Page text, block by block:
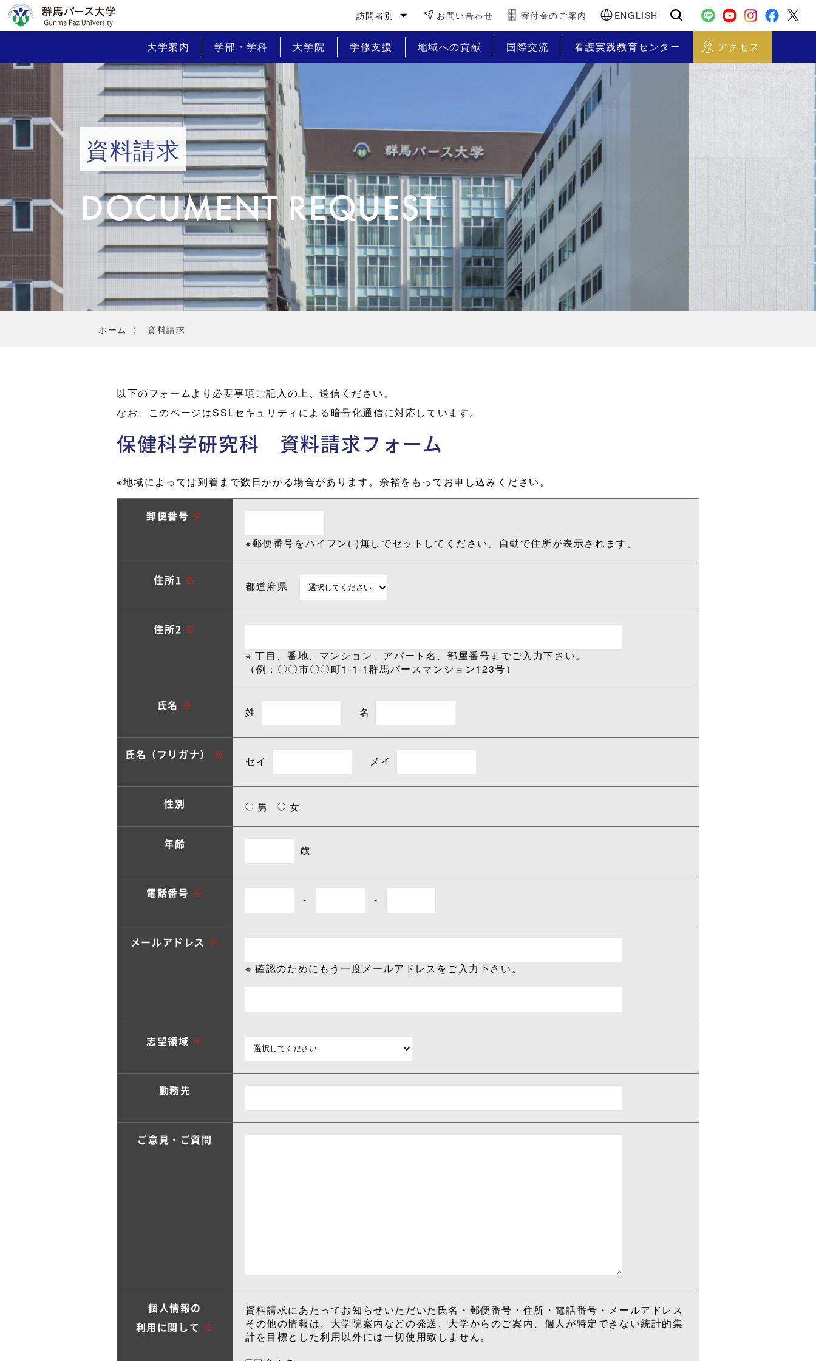
訪問者別 お問い合わせ 寄付金のご案内 ENGLISH
大学案内 学部・学科 大学院 学修支援 地域への貢献 国際交流 看護実践教育センター アクセス
資料請求
DOCUMENT REQUEST
ホーム 資料請求
以下のフォームより必要事項ご記入の上、送信ください。
なお、このページはSSLセキュリティによる暗号化通信に対応しています。
保健科学研究科 資料請求フォーム
※地域によっては到着まで数日かかる場合があります。余裕をもってお申し込みください。
郵便番号 ※
※郵便番号をハイフン(-)無しでセットしてください。自動で住所が表示されます。
住所1 ※ 都道府県
住所2 ※
※ 丁目、番地、マンション、アパート名、部屋番号までご入力下さい。
（例：〇〇市〇〇町1-1-1群馬パースマンション123号）
氏名 ※ 姓 名
氏名（フリガナ） ※ セイ メイ
性別 男 女
年齢 歳
電話番号 ※ - -
メールアドレス ※
※ 確認のためにもう一度メールアドレスをご入力下さい。
志望領域 ※
勤務先
ご意見・ご質問
個人情報の
利用に関して
※
資料請求にあたってお知らせいただいた氏名・郵便番号・住所・電話番号・メールアドレス
その他の情報は、大学院案内などの発送、大学からのご案内、個人が特定できない統計的集
計を目標とした利用以外には一切使用致しません。